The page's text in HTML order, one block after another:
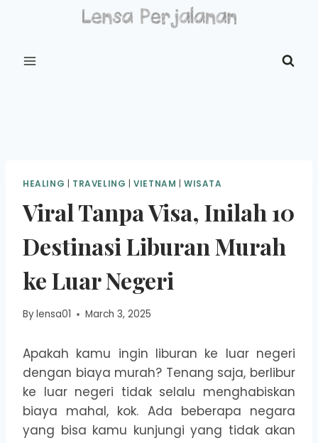
HEALING | TRAVELING |VIETNAM |WISATA
Viral Tanpa Visa, Inilah 10
Destinasi Liburan Murah
ke Luar Negeri
Bylensa01 March 3, 2025
Apakah kamu ingin liburan ke luar negeri
dengan biaya murah? Tenang saja, berlibur
ke luar negeri tidak selalu menghabiskan
biaya mahal, kok. Ada beberapa negara
yang bisa kamu kunjungi yang tidak akan